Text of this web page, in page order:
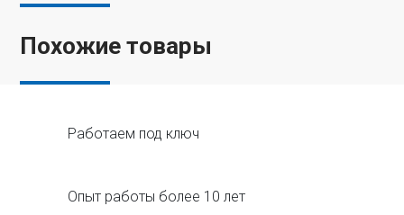
Похожие товары
Работаем под ключ
Опыт работы более 10 лет